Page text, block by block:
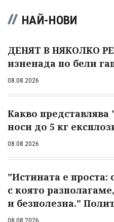
НАЙ-НОВИ
ДЕНЯТ В НЯКОЛКО
изненада по бели
08.08.2026
Какво
носи до 5 кг
08.08.2026
"Истината е проста:
с която
и безполезна."
08.08.2026